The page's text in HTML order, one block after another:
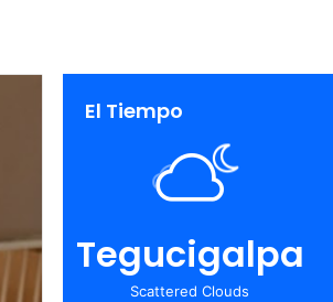
El Tiempo
Tegucigalpa
Scattered Clouds